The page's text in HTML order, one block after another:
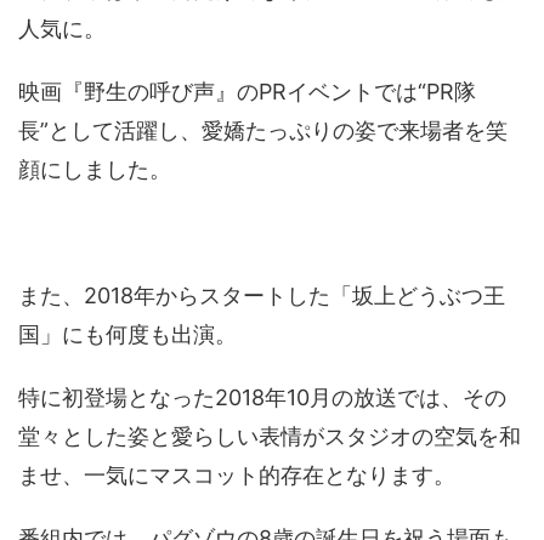
人気に。
映画『野生の呼び声』のPRイベントでは“PR隊
長”として活躍し、愛嬌たっぷりの姿で来場者を笑
顔にしました。
また、2018年からスタートした「坂上どうぶつ王
国」にも何度も出演。
特に初登場となった2018年10月の放送では、その
堂々とした姿と愛らしい表情がスタジオの空気を和
ませ、一気にマスコット的存在となります。